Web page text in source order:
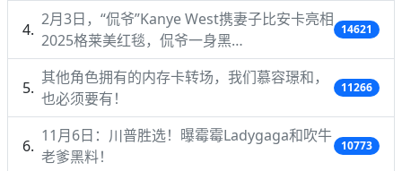
2月3日，“侃爷”Kanye West携妻子比安卡亮相
2025格莱美红毯，侃爷一身黑…
14621
其他角色拥有的内存卡转场，我们慕容璟和，
也必须要有！
11266
11月6日：川普胜选！曝霉霉Ladygaga和吹牛
老爹黑料！
10773